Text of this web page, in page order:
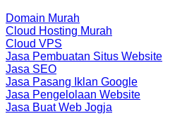
Domain Murah
Cloud Hosting Murah
Cloud VPS
Jasa Pembuatan Situs Website
Jasa SEO
Jasa Pasang Iklan Google
Jasa Pengelolaan Website
Jasa Buat Web Jogja